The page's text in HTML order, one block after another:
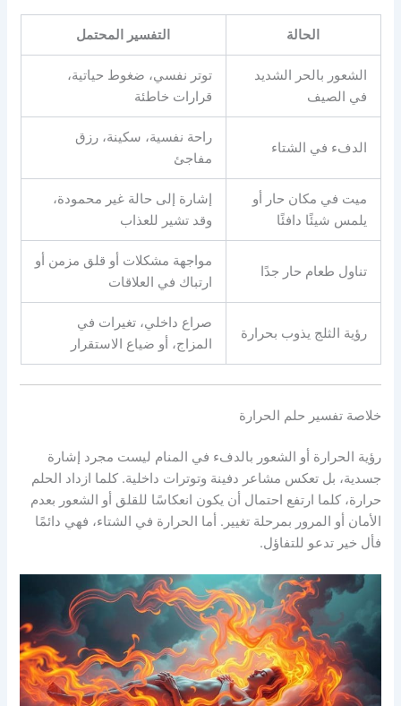
الحالة التفسير المحتمل
الشعور بالحر الشديد
في الصيف
توتر نفسي، ضغوط حياتية،
قرارات خاطئة
الدفء في الشتاء
راحة نفسية، سكينة، رزق
مفاجئ
ميت في مكان حار أو
يلمس شيئًا دافئًا
إشارة إلى حالة غير محمودة،
وقد تشير للعذاب
تناول طعام حار جدًا
مواجهة مشكلات أو قلق مزمن أو
ارتباك في العلاقات
رؤية الثلج يذوب بحرارة
صراع داخلي، تغيرات في
المزاج، أو ضياع الاستقرار
خلاصة تفسير حلم الحرارة
رؤية الحرارة أو الشعور بالدفء في المنام ليست مجرد إشارة
جسدية، بل تعكس مشاعر دفينة وتوترات داخلية. كلما ازداد الحلم
حرارة، كلما ارتفع احتمال أن يكون انعكاسًا للقلق أو الشعور بعدم
الأمان أو المرور بمرحلة تغيير. أما الحرارة في الشتاء، فهي دائمًا
فأل خير تدعو للتفاؤل.